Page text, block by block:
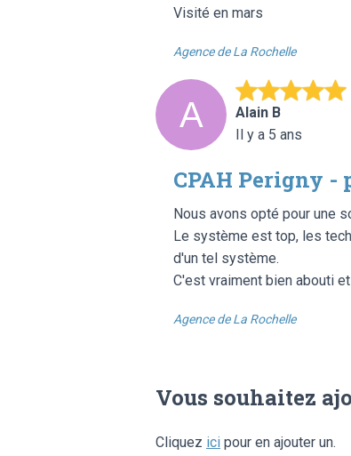
Visité en mars
Agence de La Rochelle
Alain B
Il y a 5 ans
CPAH Perigny
Nous avons opté pour une
Le système est top, les
d'un tel système.
C'est vraiment bien abouti
Agence de La Rochelle
Vous souhaitez
Cliquez ici pour en ajouter un.